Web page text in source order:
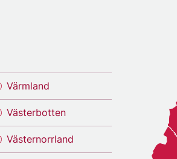
Värmland
Västerbotten
Västernorrland